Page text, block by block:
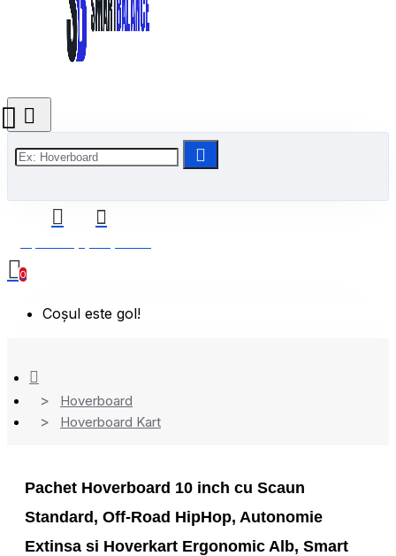
0
Coșul este gol!
Hoverboard
Hoverboard Kart
Pachet Hoverboard 10 inch cu Scaun
Standard, Off-Road HipHop, Autonomie
Extinsa si Hoverkart Ergonomic Alb, Smart